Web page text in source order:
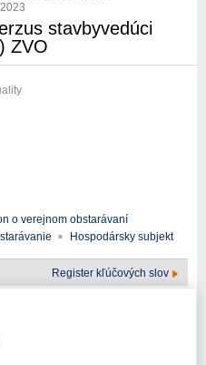
stavbyvedúci
ZVO
o verejnom obstarávaní
Hospodársky subjekt
Register kľúčových slov
subjektom ako
zákazky nepredstavuje